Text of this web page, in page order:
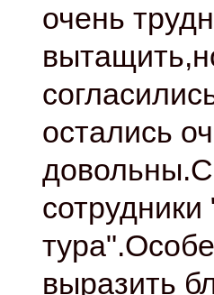
очень
остались
выразить